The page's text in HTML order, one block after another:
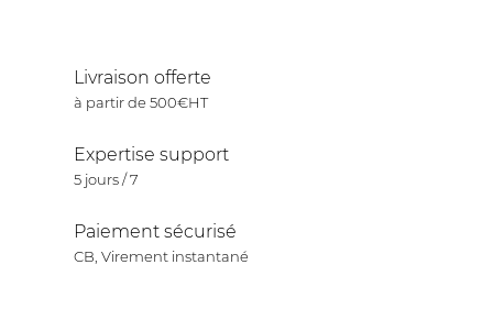
Livraison offerte
à partir de 500€HT
Expertise support
5 jours / 7
Paiement sécurisé
CB, Virement instantané